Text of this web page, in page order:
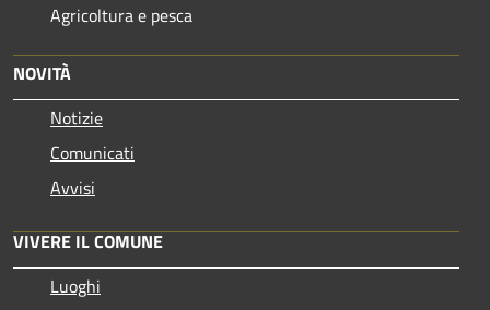
Agricoltura e pesca
NOVITÀ
Notizie
Comunicati
Avvisi
VIVERE IL COMUNE
Luoghi